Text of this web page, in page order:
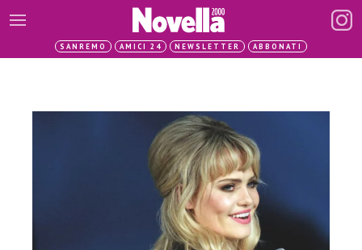
SANREMO AMICI 24 NEWSLETTER ABBONATI